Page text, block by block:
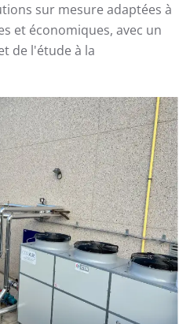
sur mesure adaptées à
et économiques, avec un
de l'étude à la